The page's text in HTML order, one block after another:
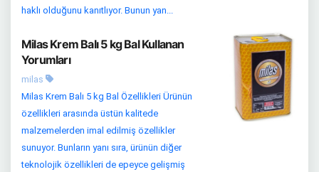
haklı olduğunu kanıtlıyor. Bunun yan...
Milas Krem Balı 5 kg Bal Kullanan
Yorumları
milas
Milas Krem Balı 5 kg Bal Özellikleri Ürünün
özellikleri arasında üstün kalitede
malzemelerden imal edilmiş özellikler
sunuyor. Bunların yanı sıra, ürünün diğer
teknolojik özellikleri de epeyce gelişmiş